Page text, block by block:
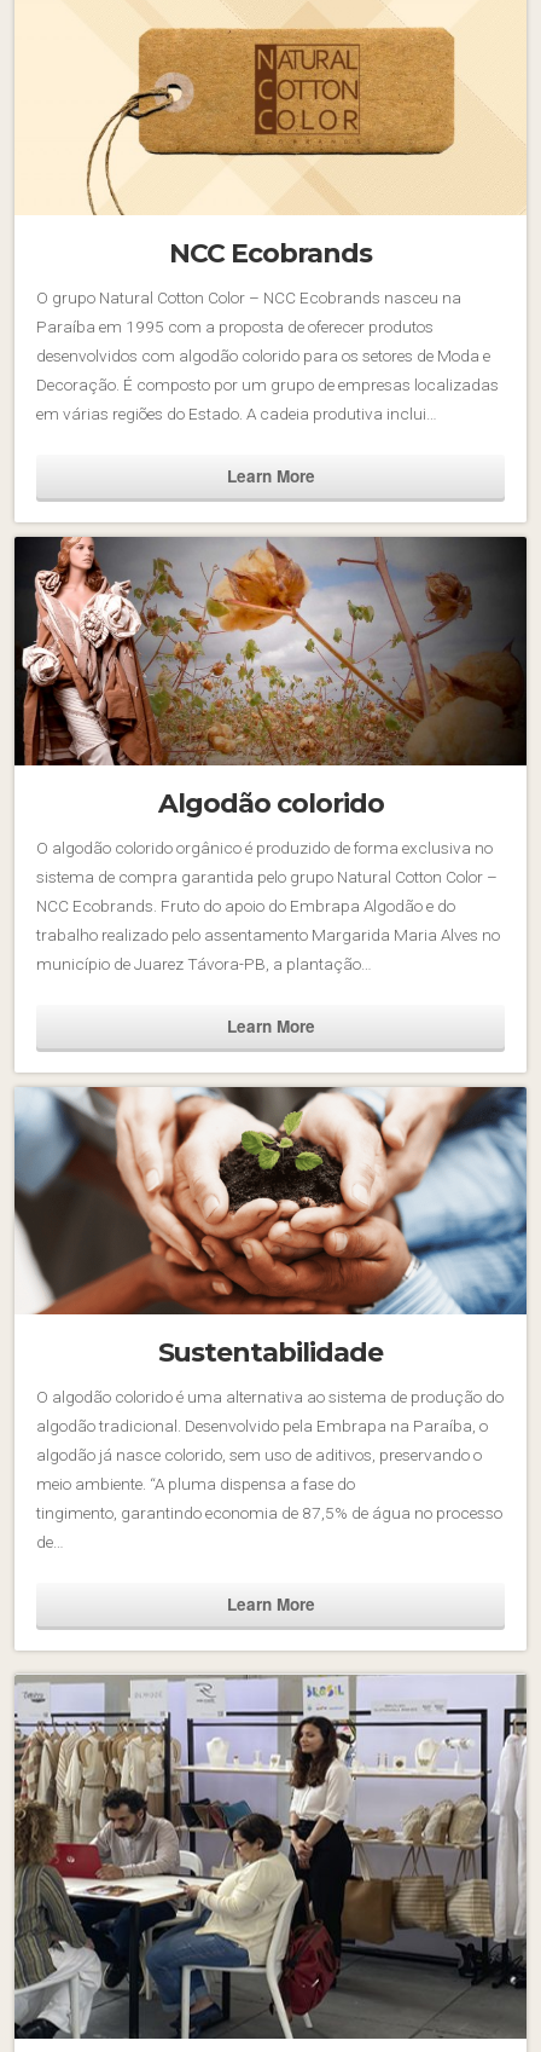
NCC Ecobrands
O grupo Natural Cotton Color – NCC Ecobrands nasceu na
Paraíba em 1995 com a proposta de oferecer produtos
desenvolvidos com algodão colorido para os setores de Moda e
Decoração. É composto por um grupo de empresas localizadas
em várias regiões do Estado. A cadeia produtiva inclui…
Learn More
Algodão colorido
O algodão colorido orgânico é produzido de forma exclusiva no
sistema de compra garantida pelo grupo Natural Cotton Color –
NCC Ecobrands. Fruto do apoio do Embrapa Algodão e do
trabalho realizado pelo assentamento Margarida Maria Alves no
município de Juarez Távora-PB, a plantação…
Learn More
Sustentabilidade
O algodão colorido é uma alternativa ao sistema de produção do
algodão tradicional. Desenvolvido pela Embrapa na Paraíba, o
algodão já nasce colorido, sem uso de aditivos, preservando o
meio ambiente. “A pluma dispensa a fase do
tingimento, garantindo economia de 87,5% de água no processo
de…
Learn More